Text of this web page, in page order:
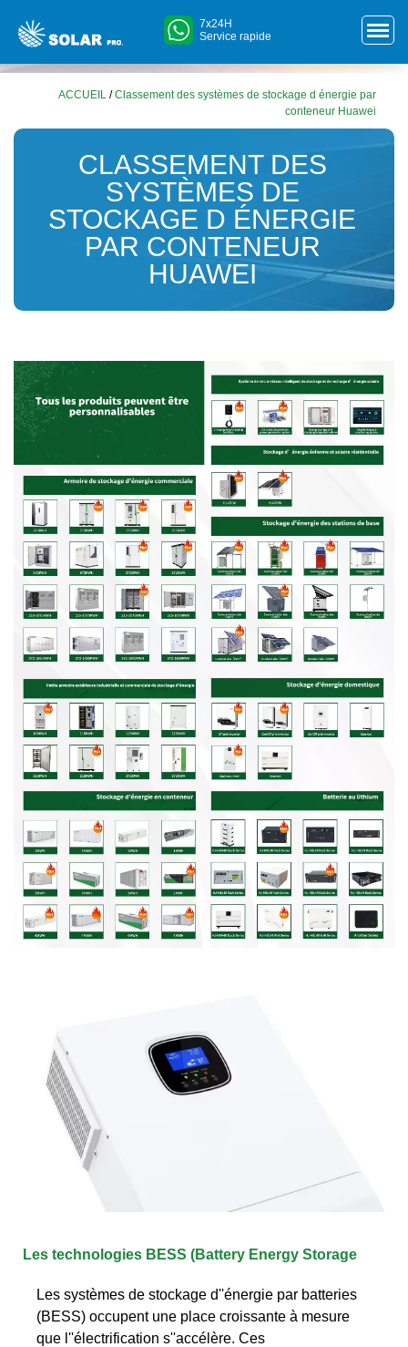
7x24H
Service rapide
ACCUEIL /Classement des systèmes de stockage d énergie par
conteneur Huawei
CLASSEMENT DES
SYSTÈMES DE
STOCKAGE D ÉNERGIE
PAR CONTENEUR
HUAWEI
Les technologies BESS (Battery Energy Storage
Les systèmes de stockage d''énergie par batteries
(BESS) occupent une place croissante à mesure
que l''électrification s''accélère. Ces